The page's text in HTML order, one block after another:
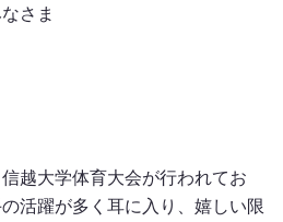
さま
越大学体育大会が行われてお
活躍が多く耳に入り、嬉しい限